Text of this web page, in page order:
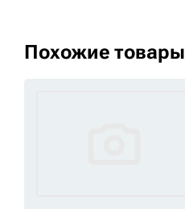
Похожие товары